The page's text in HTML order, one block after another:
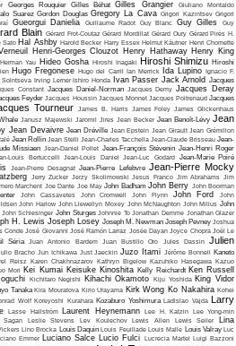
Georges Rouquier Gilles Béhat Gilles Grangier
Giuliano Montaldo
Suarez Gordon Douglas Gregory La Cava Grigori Kazintsev Grigori
Gueorgui Danielia Guillaume Radot Guy Blanc Guy Gilles
Guy
Blain Gérard Frot-Coutaz Gérard Mordillat Gérard Oury Gérard Pirès H.
Sato Hal Ashby Harold Becker Harry Essex Helmut Käutner Henri Chomette
Henri-Georges Clouzot Henry Hathaway Henry King
Herman Yau Hideo Gosha Hiroshi Inagaki Hiroshi Shimizu Hiroshi
Hugo Fregonese Hugo del Carril Ian Merrick Ida Lupino Ignacio F.
Solntseva Irving Lerner Ishiro Honda Ivan Passer Jack Arnold Jacques
Constant Jacques Daniel-Norman Jacques Demy Jacques Deray
Feyder Jacques Houssin Jacques Monnet Jacques Poitrenaud Jacques
Tourneur James B. Harris James Foley James Glickenhaus
Janusz Majewski Jaromil Jires Jean Becker Jean Benoît-Lévy Jean
Jean Devaivre Jean Dréville Jean Epstein Jean Girault Jean Grémillon
Jean Rollin Jean Stelli Jean-Charles Tacchella Jean-Claude Brisseau Jean-
Missiaen Jean-Daniel Pollet Jean-François Stévenin Jean-Henri Roger
Louis Bertuccelli Jean-Louis Daniel Jean-Luc Godard Jean-Marie Poiré
Jean-Pierre Desagnat Jean-Pierre Lefebvre Jean-Pierre Mocky
Jerry Zucker Jerzy Skolimowski Jesus Franco Jim Abrahams Jim
Marchent Joe Dante Joe May John Badham John Berry John Boorman
John Cassavetes John Cromwell John Flynn John Ford
John
John Harlow John Llewellyn Moxey John McNaughton John Milius John
John Schlesinger John Sturges Johnnie To Jonathan Demme Jonathan Glazer
H. Lewis Joseph Losey Joseph M. Newman Joseph Pevney Joshua
Conde José Giovanni José Ramón Larraz Josée Dayan Joyce Chopra Joël Le
Séria Juan Antonio Bardem Juan Bustillo Oro Jules Dassin Julien
Bracho Jun Ichikawa Just Jaeckin Juzo Itami Jérôme Bonnell Kaneto
Reisz Karen Chakhnazarov Kathryn Bigelow Kazuhiko Hasegawa Kazuo
Mori Kei Kumai Keisuke Kinoshita Kelly Reichardt Ken Russell
Kichitaro Negishi Kihachi Okamoto Kiju Yoshida King Vidor
Tanaka Kira Mouratova Kirio Urayama Kirk Wong Ko Nakahira Kohei
Wolf Koreyoshi Kurahara Kozaburo Yoshimura Ladislao Vajda
Larry
Lasse Hallström Laurent Heynemann Lee H. Katzin Lee Yong-min
Sagan Leslie Stevens Lev Koulechov Lewis Allen Lewis Seiler
Lina
Lino Brocka Louis Daquin Louis Feuillade Louis Malle Louis Valray Luc
Emmer Luciano Salce Lucio Fulci Lucrecia Martel Luigi Bazzoni